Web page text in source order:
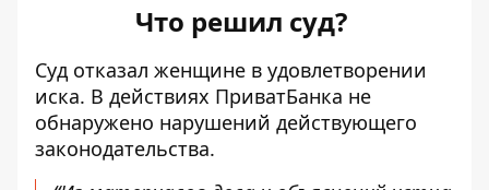
Что решил суд?
Суд отказал женщине в удовлетворении
иска. В действиях ПриватБанка не
обнаружено нарушений действующего
законодательства.